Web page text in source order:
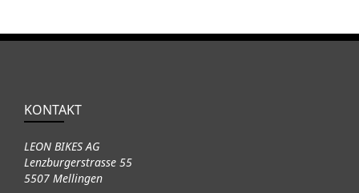
KONTAKT
LEON BIKES AG
Lenzburgerstrasse 55
5507 Mellingen